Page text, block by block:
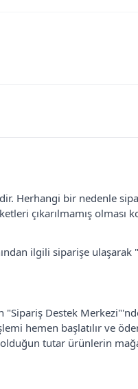
Herhangi bir nedenle
çıkarılmamış olması
ilgili siparişe ulaşarak
"Sipariş Destek
hemen başlatılır ve
tutar ürünlerin